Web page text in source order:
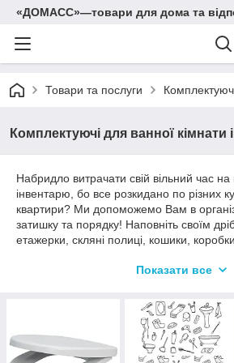
«ДОМАСС»—товари для дома та
Товари та послуги
Комплектуючі для ванної кімнати
Набридло витрачати свій вільний час
інвентарю, бо все розкидано по різних
квартири? Ми допоможемо Вам в
затишку та порядку! Наповніть своїм
етажерки, скляні полиці, кошики,
не виходячи з дому! Потрібне місце для
білизни, іграшок, речей? Ознайомтеся
зберігання. Як щодо лавка під взуття
білизни, кошик для прасованої білизни,
Показати все